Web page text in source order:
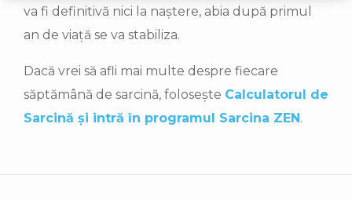
va fi definitivă nici la naștere, abia după primul
an de viață se va stabiliza.
Dacă vrei să afli mai multe despre fiecare
săptămână de sarcină, folosește Calculatorul de
Sarcină și intră în programul Sarcina ZEN .